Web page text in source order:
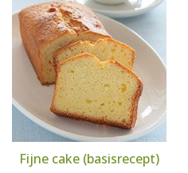
Fijne cake (basisrecept)